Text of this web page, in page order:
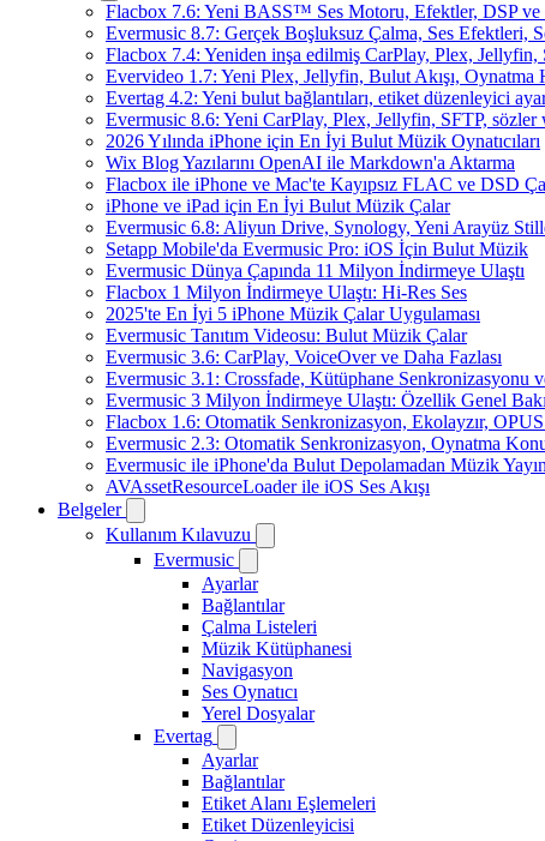
Flacbox 7.6: Yeni BASS™ Ses Motoru, Efektler, DSP ve
Evermusic 8.7: Gerçek Boşluksuz Çalma, Ses Efektleri,
Flacbox 7.4: Yeniden inşa edilmiş CarPlay, Plex,
Evervideo 1.7: Yeni Plex, Jellyfin, Bulut Akışı, Oynatma
Evertag 4.2: Yeni bulut bağlantıları, etiket düzenleyici
Evermusic 8.6: Yeni CarPlay, Plex, Jellyfin, SFTP, sözler
2026 Yılında iPhone için En İyi Bulut Müzik Oynatıcıları
Wix Blog Yazılarını OpenAI ile Markdown'a Aktarma
Flacbox ile iPhone ve Mac'te Kayıpsız FLAC ve DSD
iPhone ve iPad için En İyi Bulut Müzik Çalar
Evermusic 6.8: Aliyun Drive, Synology, Yeni Arayüz
Setapp Mobile'da Evermusic Pro: iOS İçin Bulut Müzik
Evermusic Dünya Çapında 11 Milyon İndirmeye Ulaştı
Flacbox 1 Milyon İndirmeye Ulaştı: Hi-Res Ses
2025'te En İyi 5 iPhone Müzik Çalar Uygulaması
Evermusic Tanıtım Videosu: Bulut Müzik Çalar
Evermusic 3.6: CarPlay, VoiceOver ve Daha Fazlası
Evermusic 3.1: Crossfade, Kütüphane Senkronizasyonu
Evermusic 3 Milyon İndirmeye Ulaştı: Özellik Genel
Flacbox 1.6: Otomatik Senkronizasyon, Ekolayzır,
Evermusic 2.3: Otomatik Senkronizasyon, Oynatma
Evermusic ile iPhone'da Bulut Depolamadan Müzik
AVAssetResourceLoader ile iOS Ses Akışı
Belgeler
Kullanım Kılavuzu
Evermusic
Ayarlar
Bağlantılar
Çalma Listeleri
Müzik Kütüphanesi
Navigasyon
Ses Oynatıcı
Yerel Dosyalar
Evertag
Ayarlar
Bağlantılar
Etiket Alanı Eşlemeleri
Etiket Düzenleyicisi